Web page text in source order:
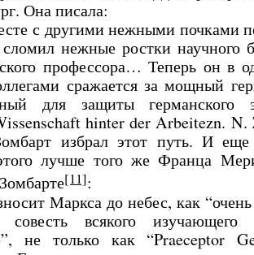
Она писала:
с другими нежными почками
нежные ростки научного
профессора… Теперь он в
сражается за мощный
для защиты германского
hinter der Arbeitezn.
избрал этот путь. И
лучше того же Франца
[11]:
Маркса до небес, как “очень
совесть всякого изучающего
не только как “Praeceptor